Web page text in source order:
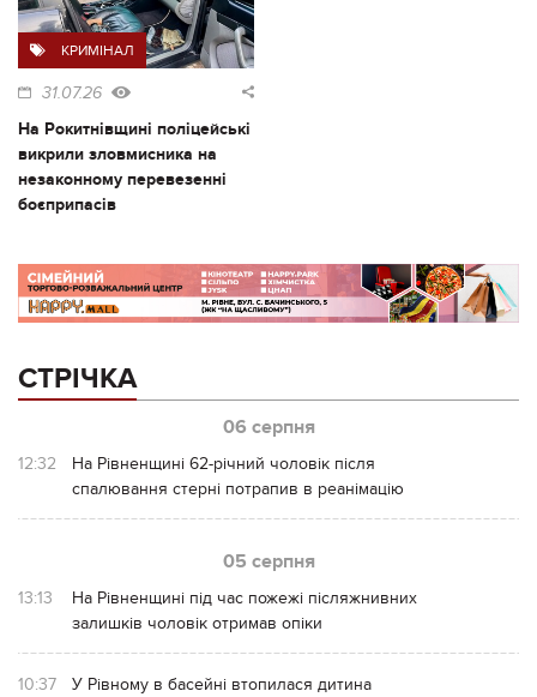
КРИМІНАЛ
31.07.26
На Рокитнівщині поліцейські
викрили зловмисника на
незаконному перевезенні
боєприпасів
СТРІЧКА
06 серпня
12:32
На Рівненщині 62-річний чоловік після
спалювання стерні потрапив в реанімацію
05 серпня
13:13
На Рівненщині під час пожежі післяжнивних
залишків чоловік отримав опіки
10:37 У Рівному в басейні втопилася дитина